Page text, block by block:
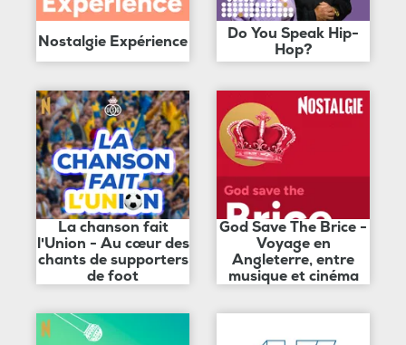
Nostalgie Expérience
Do You Speak Hip-
Hop?
La chanson fait
l'Union - Au cœur des
chants de supporters
de foot
God Save The Brice -
Voyage en
Angleterre, entre
musique et cinéma